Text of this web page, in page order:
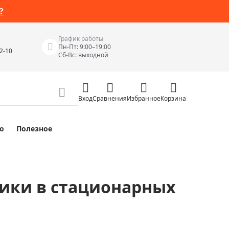
10
График работы
Пн-Пт: 9:00–19:00
Сб-Вс: выходной
Junior
Измерительные инструменты
Цифровые уровни и угломеры
Электроизмерительные приборы
ВходСравненияИзбранноеКорзина
Полезное
в стационарных